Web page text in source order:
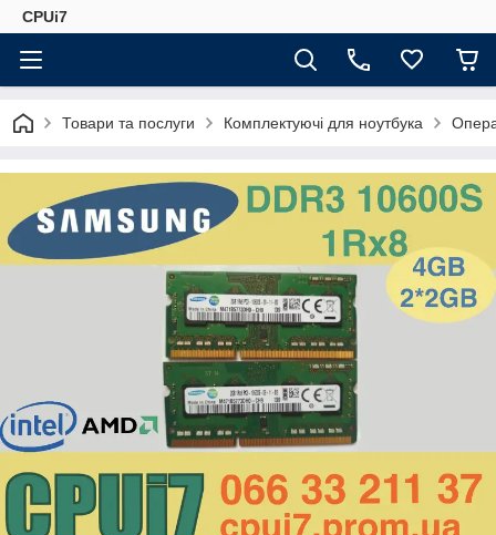
CPUi7
Товари та послуги Комплектуючі для ноутбука